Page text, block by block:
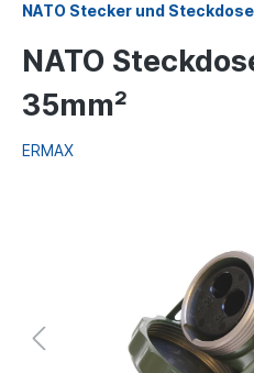
NATO Stecker und
NATO
35mm²
ERMAX